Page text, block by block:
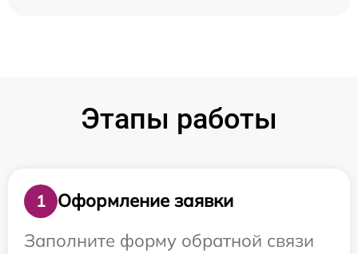
Этапы работы
1
Оформление заявки
Заполните форму обратной связи